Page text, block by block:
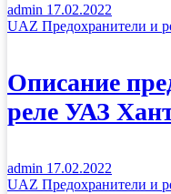
admin 17.02.2022
UAZ Предохранители и
Описание
реле УАЗ
admin 17.02.2022
UAZ Предохранители и